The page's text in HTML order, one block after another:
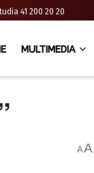
41 200 20 20
MULTIMEDIA
AA